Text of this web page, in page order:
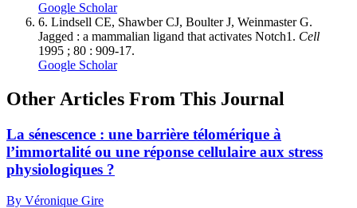
Google Scholar
6. Lindsell CE, Shawber CJ, Boulter J, Weinmaster G.
Jagged : a mammalian ligand that activates Notch1. Cell
1995 ; 80 : 909-17.
Google Scholar
Other Articles From This Journal
La sénescence : une barrière télomérique à
l’immortalité ou une réponse cellulaire aux stress
physiologiques ?
By Véronique Gire